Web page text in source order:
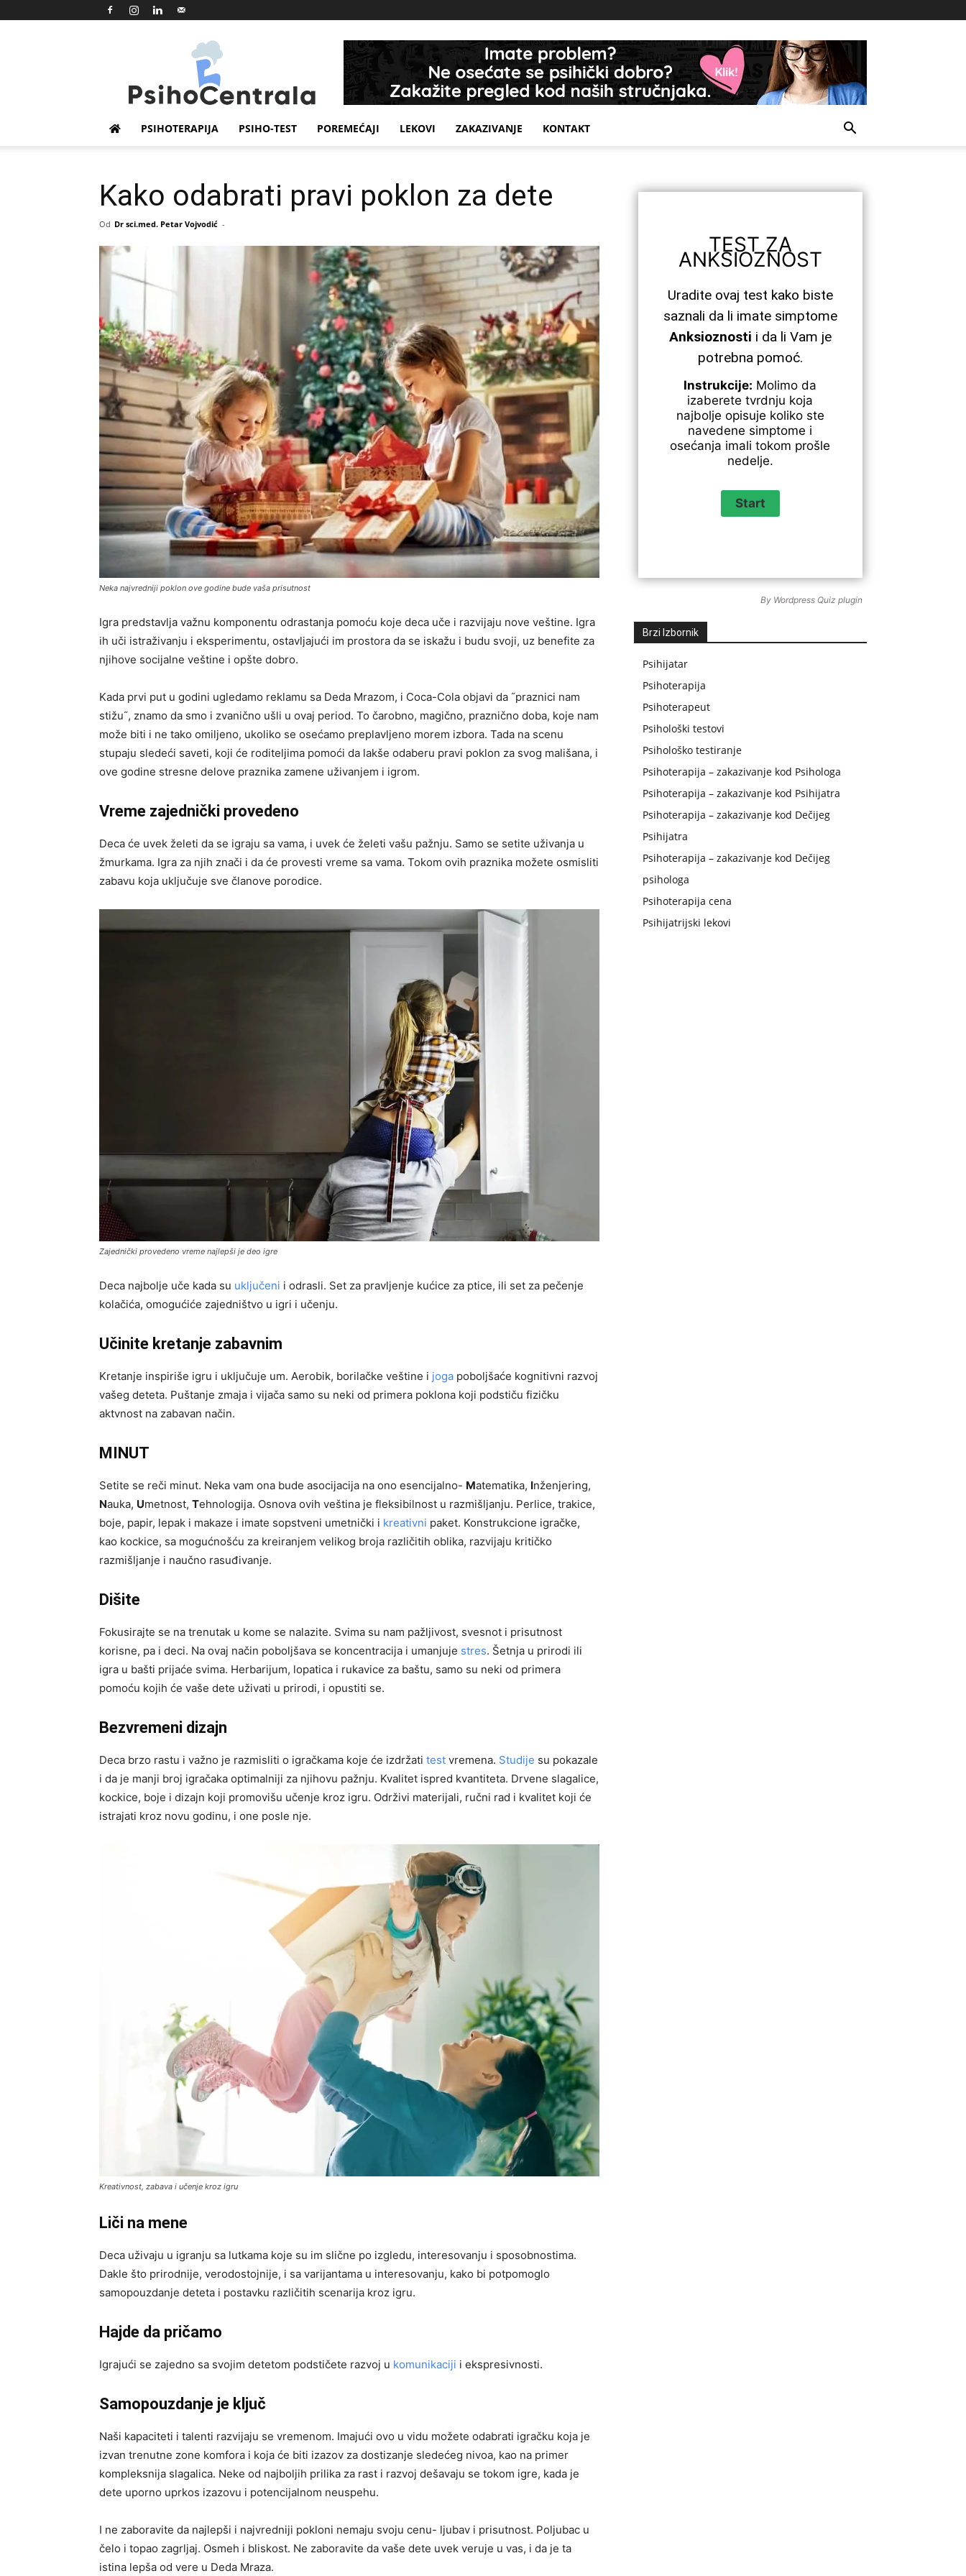
Psihocentrala
PSIHOTERAPIJA PSIHO-TEST POREMEĆAJI LEKOVI ZAKAZIVANJE KONTAKT
Kako odabrati pravi poklon za dete
Od Dr sci.med. Petar Vojvodić -
Neka najvredniji poklon ove godine bude vaša prisutnost
Igra predstavlja važnu komponentu odrastanja pomoću koje deca uče i razvijaju nove veštine. Igra
ih uči istraživanju i eksperimentu, ostavljajući im prostora da se iskažu i budu svoji, uz benefite za
njihove socijalne veštine i opšte dobro.
Kada prvi put u godini ugledamo reklamu sa Deda Mrazom, i Coca-Cola objavi da ˝praznici nam
stižu˝, znamo da smo i zvanično ušli u ovaj period. To čarobno, magično, praznično doba, koje nam
može biti i ne tako omiljeno, ukoliko se osećamo preplavljeno morem izbora. Tada na scenu
stupaju sledeći saveti, koji će roditeljima pomoći da lakše odaberu pravi poklon za svog mališana, i
ove godine stresne delove praznika zamene uživanjem i igrom.
Vreme zajednički provedeno
Deca će uvek želeti da se igraju sa vama, i uvek će želeti vašu pažnju. Samo se setite uživanja u
žmurkama. Igra za njih znači i da će provesti vreme sa vama. Tokom ovih praznika možete osmisliti
zabavu koja uključuje sve članove porodice.
Zajednički provedeno vreme najlepši je deo igre
Deca najbolje uče kada su uključeni i odrasli. Set za pravljenje kućice za ptice, ili set za pečenje
kolačića, omogućiće zajedništvo u igri i učenju.
Učinite kretanje zabavnim
Kretanje inspiriše igru i uključuje um. Aerobik, borilačke veštine i joga poboljšaće kognitivni razvoj
vašeg deteta. Puštanje zmaja i vijača samo su neki od primera poklona koji podstiču fizičku
aktvnost na zabavan način.
MINUT
Setite se reči minut. Neka vam ona bude asocijacija na ono esencijalno- Matematika, Inženjering,
Nauka, Umetnost, Tehnologija. Osnova ovih veština je fleksibilnost u razmišljanju. Perlice, trakice,
boje, papir, lepak i makaze i imate sopstveni umetnički i kreativni paket. Konstrukcione igračke,
kao kockice, sa mogućnošću za kreiranjem velikog broja različitih oblika, razvijaju kritičko
razmišljanje i naučno rasuđivanje.
Dišite
Fokusirajte se na trenutak u kome se nalazite. Svima su nam pažljivost, svesnot i prisutnost
korisne, pa i deci. Na ovaj način poboljšava se koncentracija i umanjuje stres. Šetnja u prirodi ili
igra u bašti prijaće svima. Herbarijum, lopatica i rukavice za baštu, samo su neki od primera
pomoću kojih će vaše dete uživati u prirodi, i opustiti se.
Bezvremeni dizajn
Deca brzo rastu i važno je razmisliti o igračkama koje će izdržati test vremena. Studije su pokazale
i da je manji broj igračaka optimalniji za njihovu pažnju. Kvalitet ispred kvantiteta. Drvene slagalice,
kockice, boje i dizajn koji promovišu učenje kroz igru. Održivi materijali, ručni rad i kvalitet koji će
istrajati kroz novu godinu, i one posle nje.
Kreativnost, zabava i učenje kroz igru
Liči na mene
Deca uživaju u igranju sa lutkama koje su im slične po izgledu, interesovanju i sposobnostima.
Dakle što prirodnije, verodostojnije, i sa varijantama u interesovanju, kako bi potpomoglo
samopouzdanje deteta i postavku različitih scenarija kroz igru.
Hajde da pričamo
Igrajući se zajedno sa svojim detetom podstičete razvoj u komunikaciji i ekspresivnosti.
Samopouzdanje je ključ
Naši kapaciteti i talenti razvijaju se vremenom. Imajući ovo u vidu možete odabrati igračku koja je
izvan trenutne zone komfora i koja će biti izazov za dostizanje sledećeg nivoa, kao na primer
kompleksnija slagalica. Neke od najboljih prilika za rast i razvoj dešavaju se tokom igre, kada je
dete uporno uprkos izazovu i potencijalnom neuspehu.
I ne zaboravite da najlepši i najvredniji pokloni nemaju svoju cenu- ljubav i prisutnost. Poljubac u
čelo i topao zagrljaj. Osmeh i bliskost. Ne zaboravite da vaše dete uvek veruje u vas, i da je ta
istina lepša od vere u Deda Mraza.
TEST ZA
ANKSIOZNOST
Uradite ovaj test kako biste
saznali da li imate simptome
Anksioznosti i da li Vam je
potrebna pomoć.
Instrukcije: Molimo da
izaberete tvrdnju koja
najbolje opisuje koliko ste
navedene simptome i
osećanja imali tokom prošle
nedelje.
By Wordpress Quiz plugin
Brzi Izbornik
Psihijatar
Psihoterapija
Psihoterapeut
Psihološki testovi
Psihološko testiranje
Psihoterapija – zakazivanje kod Psihologa
Psihoterapija – zakazivanje kod Psihijatra
Psihoterapija – zakazivanje kod Dečijeg
Psihijatra
Psihoterapija – zakazivanje kod Dečijeg
psihologa
Psihoterapija cena
Psihijatrijski lekovi